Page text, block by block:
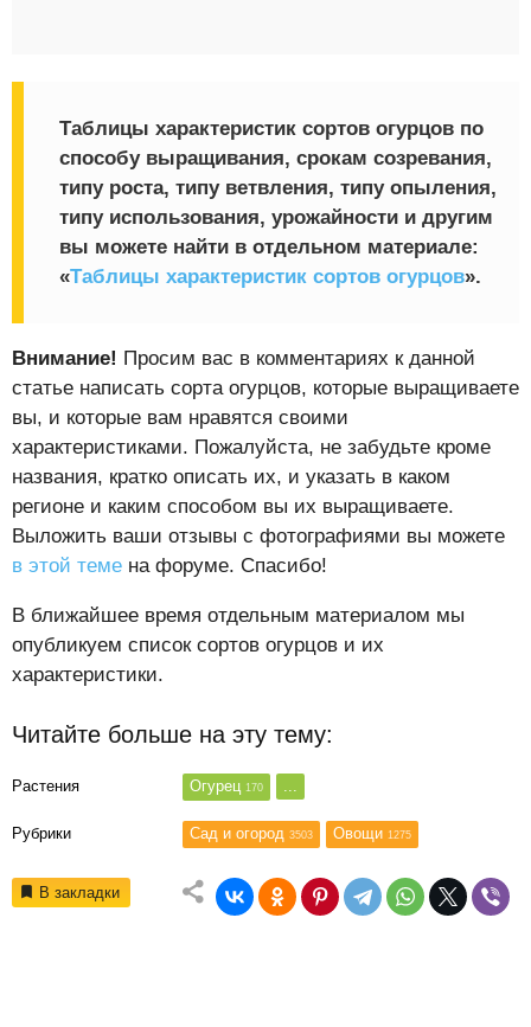
Таблицы характеристик сортов огурцов по
способу выращивания, срокам созревания,
типу роста, типу ветвления, типу опыления,
типу использования, урожайности и другим
вы можете найти в отдельном материале:
«Таблицы характеристик сортов огурцов».
Внимание! Просим вас в комментариях к данной
статье написать сорта огурцов, которые выращиваете
вы, и которые вам нравятся своими
характеристиками. Пожалуйста, не забудьте кроме
названия, кратко описать их, и указать в каком
регионе и каким способом вы их выращиваете.
Выложить ваши отзывы с фотографиями вы можете
в этой теме на форуме. Спасибо!
В ближайшее время отдельным материалом мы
опубликуем список сортов огурцов и их
характеристики.
Читайте больше на эту тему:
Растения Огурец 170
Рубрики Сад и огород 3503 Овощи 1275
В закладки